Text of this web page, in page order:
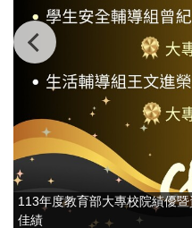
113年度教育部大專校院績優
佳績